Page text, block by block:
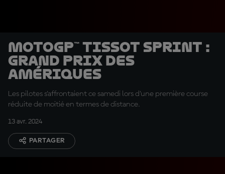
MotoGP™ Tissot Sprint :
Grand Prix des
Amériques
Les pilotes s'affrontaient ce samedi lors d'une première course
réduite de moitié en termes de distance.
13 avr. 2024
PARTAGER